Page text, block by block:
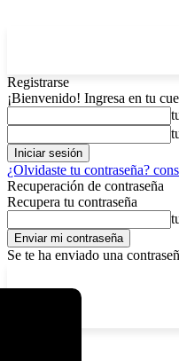
Registrarse
¡Bienvenido! Ingresa en tu
¿Olvidaste tu contraseña?
Recuperación de contraseña
Recupera tu contraseña
Se te ha enviado una